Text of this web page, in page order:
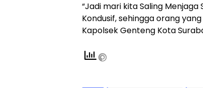
“Jadi mari kita Saling
Kondusif, sehingga orang
Kapolsek Genteng Kota